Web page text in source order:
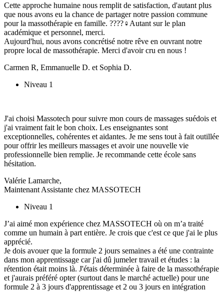
Cette approche humaine nous remplit de satisfaction, d'autant plus
que nous avons eu la chance de partager notre passion commune
pour la massothérapie en famille. ????‍♀️Autant sur le plan
académique et personnel, merci.
Aujourd'hui, nous avons concrétisé notre rêve en ouvrant notre
propre local de massothérapie. Merci d'avoir cru en nous !
Carmen R, Emmanuelle D. et Sophia D.
Niveau 1
J'ai choisi Massotech pour suivre mon cours de massages suédois et
j'ai vraiment fait le bon choix. Les enseignantes sont
exceptionnelles, cohérentes et aidantes. Je me sens tout à fait outillée
pour offrir les meilleurs massages et avoir une nouvelle vie
professionnelle bien remplie. Je recommande cette école sans
hésitation.
Valérie Lamarche,
Maintenant Assistante chez MASSOTECH
Niveau 1
J’ai aimé mon expérience chez MASSOTECH où on m’a traité
comme un humain à part entière. Je crois que c'est ce que j'ai le plus
apprécié.
Je dois avouer que la formule 2 jours semaines a été une contrainte
dans mon apprentissage car j'ai dû jumeler travail et études : la
rétention était moins là. J'étais déterminée à faire de la massothérapie
et j'aurais préféré opter (surtout dans le marché actuelle) pour une
formule 2 à 3 jours d'apprentissage et 2 ou 3 jours en intégration